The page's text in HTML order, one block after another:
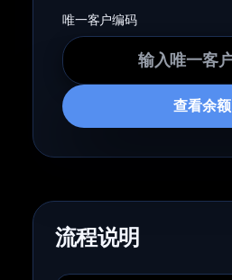
唯一客户编码
查看余额
流程说明